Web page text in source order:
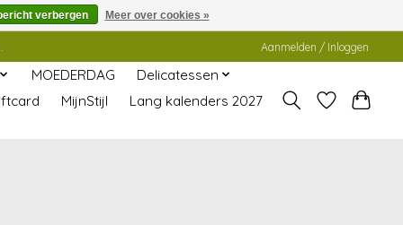
Aanmelden / Inloggen
MOEDERDAG
Delicatessen
MijnStijl
Lang kalenders 2027
verbergen Meer over cookies »